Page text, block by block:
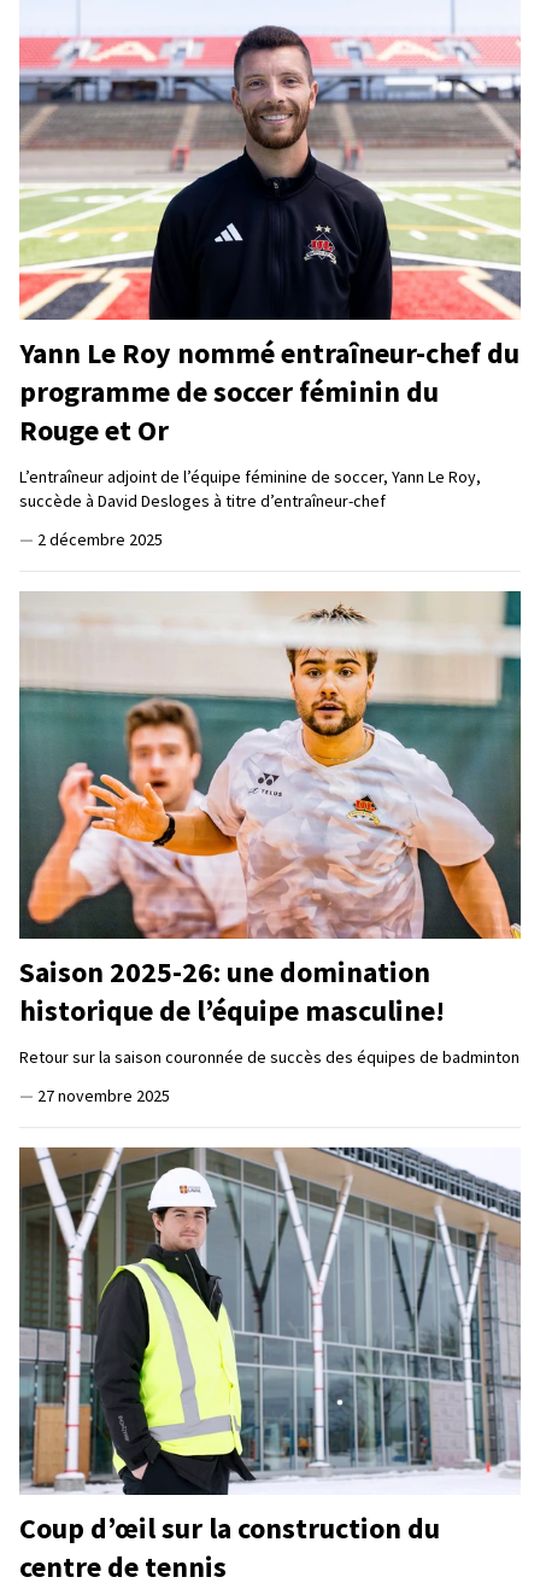
Yann Le Roy nommé entraîneur-chef du
programme de soccer féminin du
Rouge et Or
L’entraîneur adjoint de l’équipe féminine de soccer, Yann Le Roy,
succède à David Desloges à titre d’entraîneur-chef
— 2 décembre 2025
Saison 2025-26: une domination
historique de l’équipe masculine!
Retour sur la saison couronnée de succès des équipes de badminton
— 27 novembre 2025
Coup d’œil sur la construction du
centre de tennis